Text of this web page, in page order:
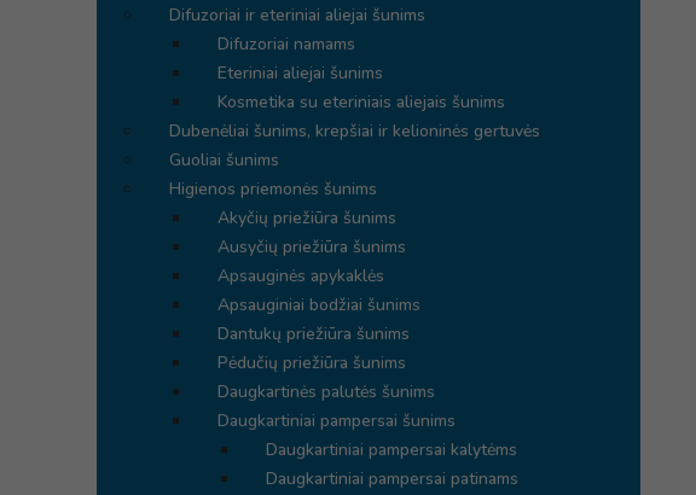
Difuzoriai ir eteriniai aliejai šunims
Difuzoriai namams
Eteriniai aliejai šunims
Kosmetika su eteriniais aliejais šunims
Dubenėliai šunims, krepšiai ir kelioninės gertuvės
Guoliai šunims
Higienos priemonės šunims
Akyčių priežiūra šunims
Ausyčių priežiūra šunims
Apsauginės apykaklės
Apsauginiai bodžiai šunims
Dantukų priežiūra šunims
Pėdučių priežiūra šunims
Daugkartinės palutės šunims
Daugkartiniai pampersai šunims
Daugkartiniai pampersai kalytėms
Daugkartiniai pampersai patinams